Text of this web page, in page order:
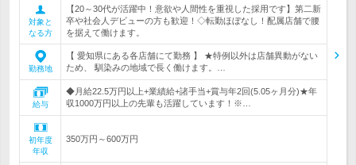
対象と
なる方
【20～30代が活躍中！意欲や人間性を重視した採用です】第二新
卒や社会人デビューの方も歓迎！◇転勤ほぼなし！配属店舗で腰
を据えて働けます。
勤務地
【 愛知県にある各店舗にて勤務 】 ★特例以外は店舗異動がない
ため、 馴染みの地域で長く働けます。…
給与
◆月給22.5万円以上+業績給+諸手当+賞与年2回(5.05ヶ月分)★年
収1000万円以上の先輩も活躍しています！※…
初年度
年収
350万円～600万円